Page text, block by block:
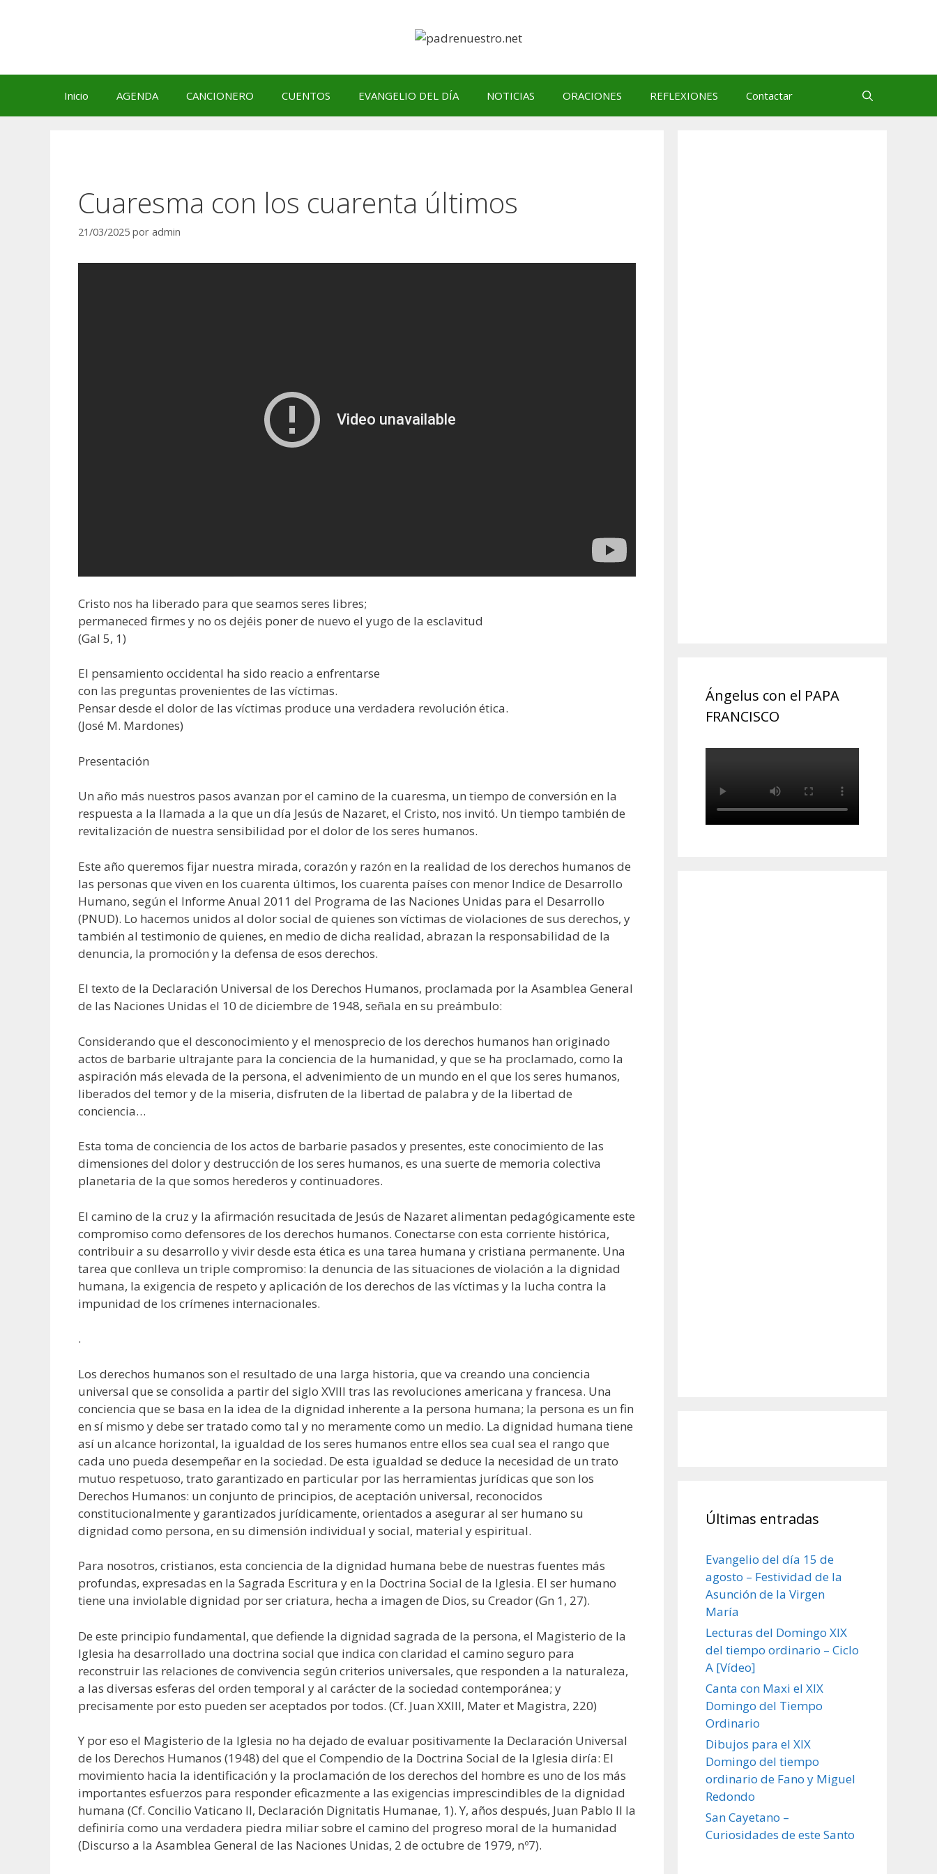
Inicio AGENDA CANCIONERO CUENTOS EVANGELIO DEL DÍA NOTICIAS ORACIONES REFLEXIONES Contactar
Cuaresma con los cuarenta últimos
21/03/2025 por admin
Cristo nos ha liberado para que seamos seres libres;
permaneced firmes y no os dejéis poner de nuevo el yugo de la esclavitud
(Gal 5, 1)
El pensamiento occidental ha sido reacio a enfrentarse
con las preguntas provenientes de las víctimas.
Pensar desde el dolor de las víctimas produce una verdadera revolución ética.
(José M. Mardones)
Presentación
Un año más nuestros pasos avanzan por el camino de la cuaresma, un tiempo de conversión en la
respuesta a la llamada a la que un día Jesús de Nazaret, el Cristo, nos invitó. Un tiempo también de
revitalización de nuestra sensibilidad por el dolor de los seres humanos.
Este año queremos fijar nuestra mirada, corazón y razón en la realidad de los derechos humanos de
las personas que viven en los cuarenta últimos, los cuarenta países con menor Indice de Desarrollo
Humano, según el Informe Anual 2011 del Programa de las Naciones Unidas para el Desarrollo
(PNUD). Lo hacemos unidos al dolor social de quienes son víctimas de violaciones de sus derechos, y
también al testimonio de quienes, en medio de dicha realidad, abrazan la responsabilidad de la
denuncia, la promoción y la defensa de esos derechos.
El texto de la Declaración Universal de los Derechos Humanos, proclamada por la Asamblea General
de las Naciones Unidas el 10 de diciembre de 1948, señala en su preámbulo:
Considerando que el desconocimiento y el menosprecio de los derechos humanos han originado
actos de barbarie ultrajante para la conciencia de la humanidad, y que se ha proclamado, como la
aspiración más elevada de la persona, el advenimiento de un mundo en el que los seres humanos,
liberados del temor y de la miseria, disfruten de la libertad de palabra y de la libertad de
conciencia…
Esta toma de conciencia de los actos de barbarie pasados y presentes, este conocimiento de las
dimensiones del dolor y destrucción de los seres humanos, es una suerte de memoria colectiva
planetaria de la que somos herederos y continuadores.
El camino de la cruz y la afirmación resucitada de Jesús de Nazaret alimentan pedagógicamente este
compromiso como defensores de los derechos humanos. Conectarse con esta corriente histórica,
contribuir a su desarrollo y vivir desde esta ética es una tarea humana y cristiana permanente. Una
tarea que conlleva un triple compromiso: la denuncia de las situaciones de violación a la dignidad
humana, la exigencia de respeto y aplicación de los derechos de las víctimas y la lucha contra la
impunidad de los crímenes internacionales.
.
Los derechos humanos son el resultado de una larga historia, que va creando una conciencia
universal que se consolida a partir del siglo XVIII tras las revoluciones americana y francesa. Una
conciencia que se basa en la idea de la dignidad inherente a la persona humana; la persona es un fin
en sí mismo y debe ser tratado como tal y no meramente como un medio. La dignidad humana tiene
así un alcance horizontal, la igualdad de los seres humanos entre ellos sea cual sea el rango que
cada uno pueda desempeñar en la sociedad. De esta igualdad se deduce la necesidad de un trato
mutuo respetuoso, trato garantizado en particular por las herramientas jurídicas que son los
Derechos Humanos: un conjunto de principios, de aceptación universal, reconocidos
constitucionalmente y garantizados jurídicamente, orientados a asegurar al ser humano su
dignidad como persona, en su dimensión individual y social, material y espiritual.
Para nosotros, cristianos, esta conciencia de la dignidad humana bebe de nuestras fuentes más
profundas, expresadas en la Sagrada Escritura y en la Doctrina Social de la Iglesia. El ser humano
tiene una inviolable dignidad por ser criatura, hecha a imagen de Dios, su Creador (Gn 1, 27).
De este principio fundamental, que defiende la dignidad sagrada de la persona, el Magisterio de la
Iglesia ha desarrollado una doctrina social que indica con claridad el camino seguro para
reconstruir las relaciones de convivencia según criterios universales, que responden a la naturaleza,
a las diversas esferas del orden temporal y al carácter de la sociedad contemporánea; y
precisamente por esto pueden ser aceptados por todos. (Cf. Juan XXIII, Mater et Magistra, 220)
Y por eso el Magisterio de la Iglesia no ha dejado de evaluar positivamente la Declaración Universal
de los Derechos Humanos (1948) del que el Compendio de la Doctrina Social de la Iglesia diría: El
movimiento hacia la identificación y la proclamación de los derechos del hombre es uno de los más
importantes esfuerzos para responder eficazmente a las exigencias imprescindibles de la dignidad
humana (Cf. Concilio Vaticano II, Declaración Dignitatis Humanae, 1). Y, años después, Juan Pablo II la
definiría como una verdadera piedra miliar sobre el camino del progreso moral de la humanidad
(Discurso a la Asamblea General de las Naciones Unidas, 2 de octubre de 1979, nº7).
Ángelus con el PAPA
FRANCISCO
Últimas entradas
Evangelio del día 15 de
agosto – Festividad de la
Asunción de la Virgen
María
Lecturas del Domingo XIX
del tiempo ordinario – Ciclo
A [Vídeo]
Canta con Maxi el XIX
Domingo del Tiempo
Ordinario
Dibujos para el XIX
Domingo del tiempo
ordinario de Fano y Miguel
Redondo
San Cayetano –
Curiosidades de este Santo